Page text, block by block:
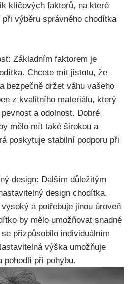
​klíčových faktorů,⁣ na⁣ které
výběru správného chodítka⁤
Základním faktorem je
Chcete‌ mít jistotu, že
⁢bezpečně ⁤držet⁤ váhu vašeho
z kvalitního materiálu, který
a odolnost. Dobré
mělo mít také širokou a
poskytuje stabilní podporu při
design: ⁤Dalším ⁢důležitým
design chodítka.
a potřebuje jinou úroveň
by mělo umožňovat snadné
přizpůsobilo individuálním
výška umožňuje
pohodlí při ⁣pohybu.